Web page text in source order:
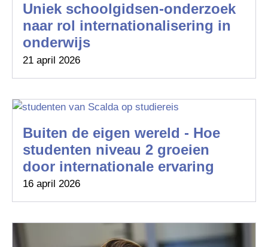
Uniek schoolgidsen-onderzoek
naar rol internationalisering in
onderwijs
21 april 2026
Buiten de eigen wereld - Hoe
studenten niveau 2 groeien
door internationale ervaring
16 april 2026